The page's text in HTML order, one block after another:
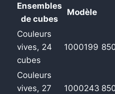
Ensembles
de cubes
Modèle
Couleurs
vives, 24
cubes
1000199
Couleurs
vives, 27
1000243